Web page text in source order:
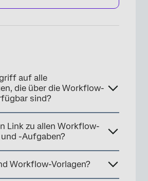
auf alle
die über die Workflow-
sind?
Link zu allen Workflow-
-Aufgaben?
Workflow-Vorlagen?